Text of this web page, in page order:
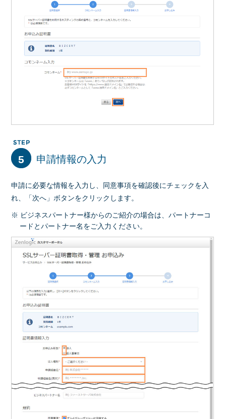
5 申請情報の入力
申請に必要な情報を入力し、同意事項を確認後にチェックを入
れ、「次へ」ボタンをクリックします。
※ ビジネスパートナー様からのご紹介の場合は、パートナーコ
ードとパートナー名をご入力ください。